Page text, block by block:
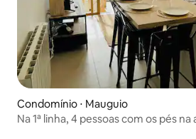
Condomínio ⋅ Mauguio
Na 1ª linha, 4 pessoas com os pés na